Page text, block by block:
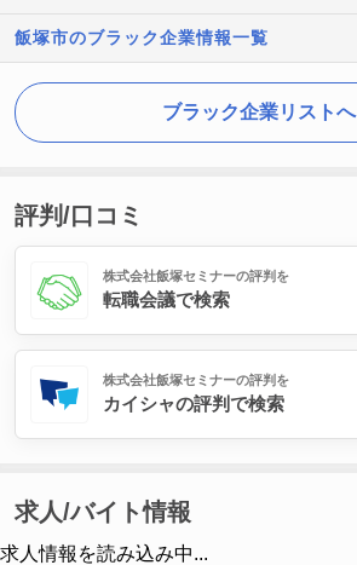
飯塚市のブラック企業情報一覧
ブラック企業リストへ
評判/口コミ
株式会社飯塚セミナーの評判を
転職会議で検索
株式会社飯塚セミナーの評判を
カイシャの評判で検索
求人/バイト情報
求人情報を読み込み中...